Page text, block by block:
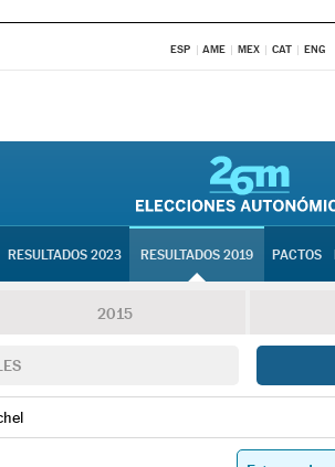
ESP AME MEX CAT ENG
RESULTADOS 2023 RESULTADOS 2019 PACTOS
2015